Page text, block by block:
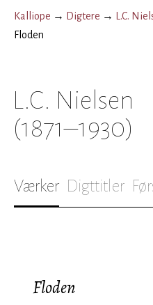
Kalliope → Digtere → L.C.
Floden
L.C. Nielsen
(1871–1930)
Værker Digttitler
Floden